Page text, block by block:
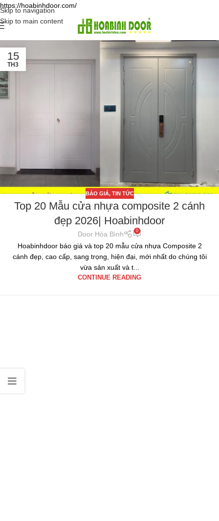
https://hoabinhdoor.com/
Skip to navigation
Skip to main content
15
TH3
BÁO GIÁ, TIN TỨC
Top 20 Mẫu cửa nhựa composite 2 cánh
đẹp 2026| Hoabinhdoor
Door Hòa Bình 0
Hoabinhdoor báo giá và top 20 mẫu cửa nhựa Composite 2
cánh đẹp, cao cấp, sang trọng, hiện đại, mới nhất do chúng tôi
vừa sản xuất và t...
CONTINUE READING